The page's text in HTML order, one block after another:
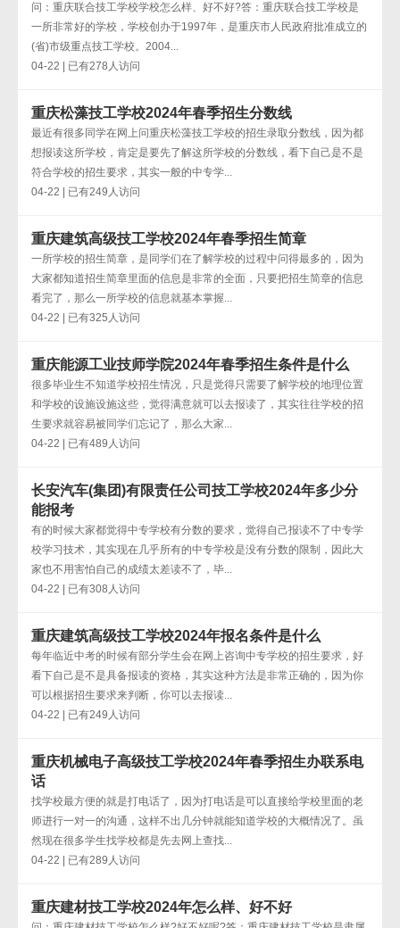
问：重庆联合技工学校学校怎么样、好不好?答：重庆联合技工学校是
一所非常好的学校，学校创办于1997年，是重庆市人民政府批准成立的
(省)市级重点技工学校。2004...
04-22 | 已有278人访问
重庆松藻技工学校2024年春季招生分数线
最近有很多同学在网上问重庆松藻技工学校的招生录取分数线，因为都
想报读这所学校，肯定是要先了解这所学校的分数线，看下自己是不是
符合学校的招生要求，其实一般的中专学...
04-22 | 已有249人访问
重庆建筑高级技工学校2024年春季招生简章
一所学校的招生简章，是同学们在了解学校的过程中问得最多的，因为
大家都知道招生简章里面的信息是非常的全面，只要把招生简章的信息
看完了，那么一所学校的信息就基本掌握...
04-22 | 已有325人访问
重庆能源工业技师学院2024年春季招生条件是什么
很多毕业生不知道学校招生情况，只是觉得只需要了解学校的地理位置
和学校的设施设施这些，觉得满意就可以去报读了，其实往往学校的招
生要求就容易被同学们忘记了，那么大家...
04-22 | 已有489人访问
长安汽车(集团)有限责任公司技工学校2024年多少分
能报考
有的时候大家都觉得中专学校有分数的要求，觉得自己报读不了中专学
校学习技术，其实现在几乎所有的中专学校是没有分数的限制，因此大
家也不用害怕自己的成绩太差读不了，毕...
04-22 | 已有308人访问
重庆建筑高级技工学校2024年报名条件是什么
每年临近中考的时候有部分学生会在网上咨询中专学校的招生要求，好
看下自己是不是具备报读的资格，其实这种方法是非常正确的，因为你
可以根据招生要求来判断，你可以去报读...
04-22 | 已有249人访问
重庆机械电子高级技工学校2024年春季招生办联系电
话
找学校最方便的就是打电话了，因为打电话是可以直接给学校里面的老
师进行一对一的沟通，这样不出几分钟就能知道学校的大概情况了。虽
然现在很多学生找学校都是先去网上查找...
04-22 | 已有289人访问
重庆建材技工学校2024年怎么样、好不好